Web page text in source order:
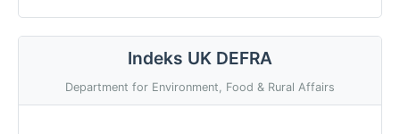
Indeks UK DEFRA
Department for Environment, Food & Rural Affairs